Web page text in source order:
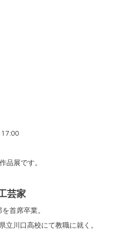
展です。
芸家
首席卒業。
立川口高校にて教職に就く。